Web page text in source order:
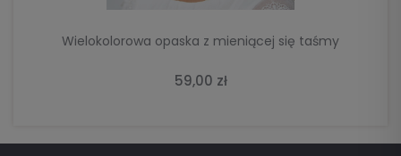
Wielokolorowa opaska z mieniącej się taśmy
59,00 zł